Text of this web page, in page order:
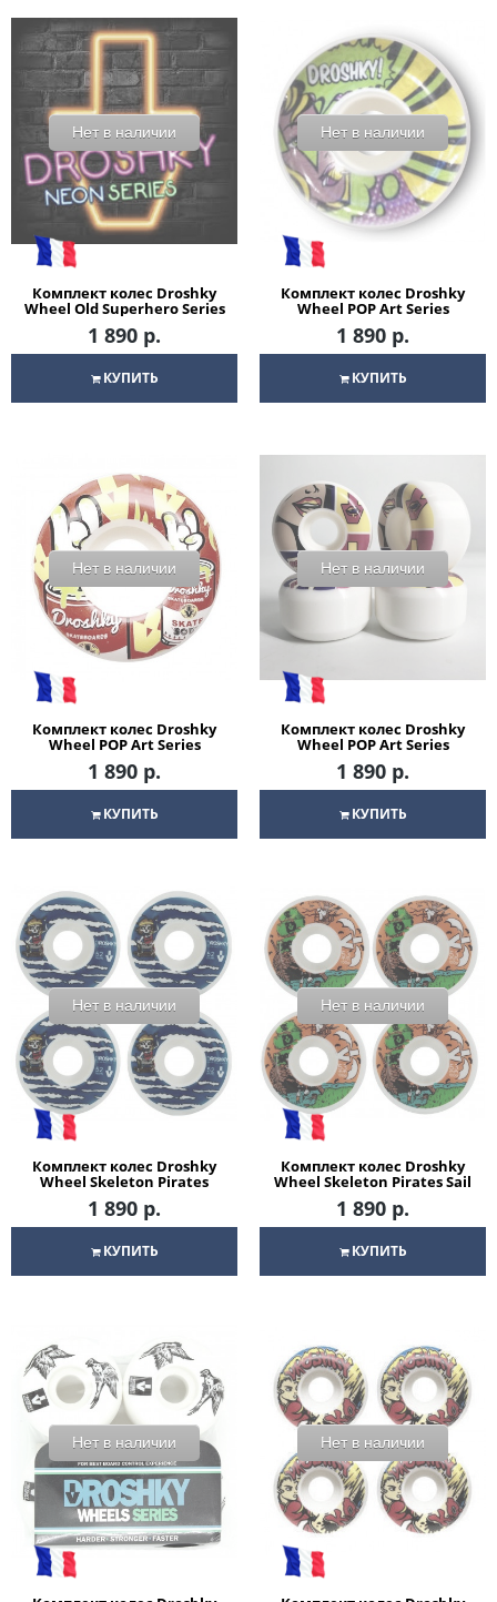
Нет в наличии
Комплект колес Droshky
Wheel Old Superhero Series
Wonder Shopping Woman
White Wheel 52mm 100A
Round shape для
скейтборда
1 890 р.
КУПИТЬ
Нет в наличии
Комплект колес Droshky
Wheel POP Art Series
Lolipop White Wheel 52mm
102A - XB shape для
скейтборда
1 890 р.
КУПИТЬ
Нет в наличии
Комплект колес Droshky
Wheel POP Art Series
Mickey Soup Wheel 52mm
102A - XB shape для
скейтборда
1 890 р.
КУПИТЬ
Нет в наличии
Комплект колес Droshky
Wheel POP Art Series
Monroe White Wheel 52mm
102A XB shape для
скейтборда
1 890 р.
КУПИТЬ
Нет в наличии
Комплект колес Droshky
Wheel Skeleton Pirates
Grab 52mm для
скейтборда
1 890 р.
КУПИТЬ
Нет в наличии
Комплект колес Droshky
Wheel Skeleton Pirates Sail
53mm для скейтборда
1 890 р.
КУПИТЬ
Нет в наличии Нет в наличии